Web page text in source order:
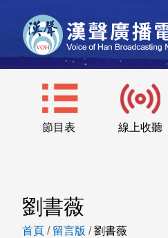
節目表 線上收聽
劉書薇
首頁 / 留言版 /劉書薇